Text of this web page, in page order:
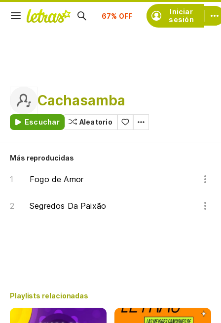
Iniciar
sesión
Suscríbete
Cachasamba
Escuchar Aleatorio
Más reproducidas
Fogo de Amor
Segredos Da Paixão
Playlists relacionadas